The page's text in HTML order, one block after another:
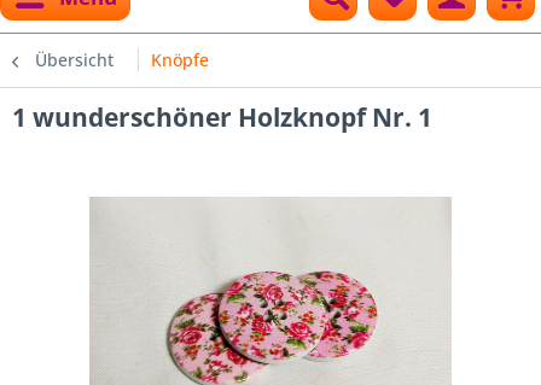
Übersicht Knöpfe
1 wunderschöner Holzknopf Nr. 1